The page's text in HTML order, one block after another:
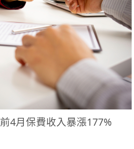
4月保費收入暴漲177%